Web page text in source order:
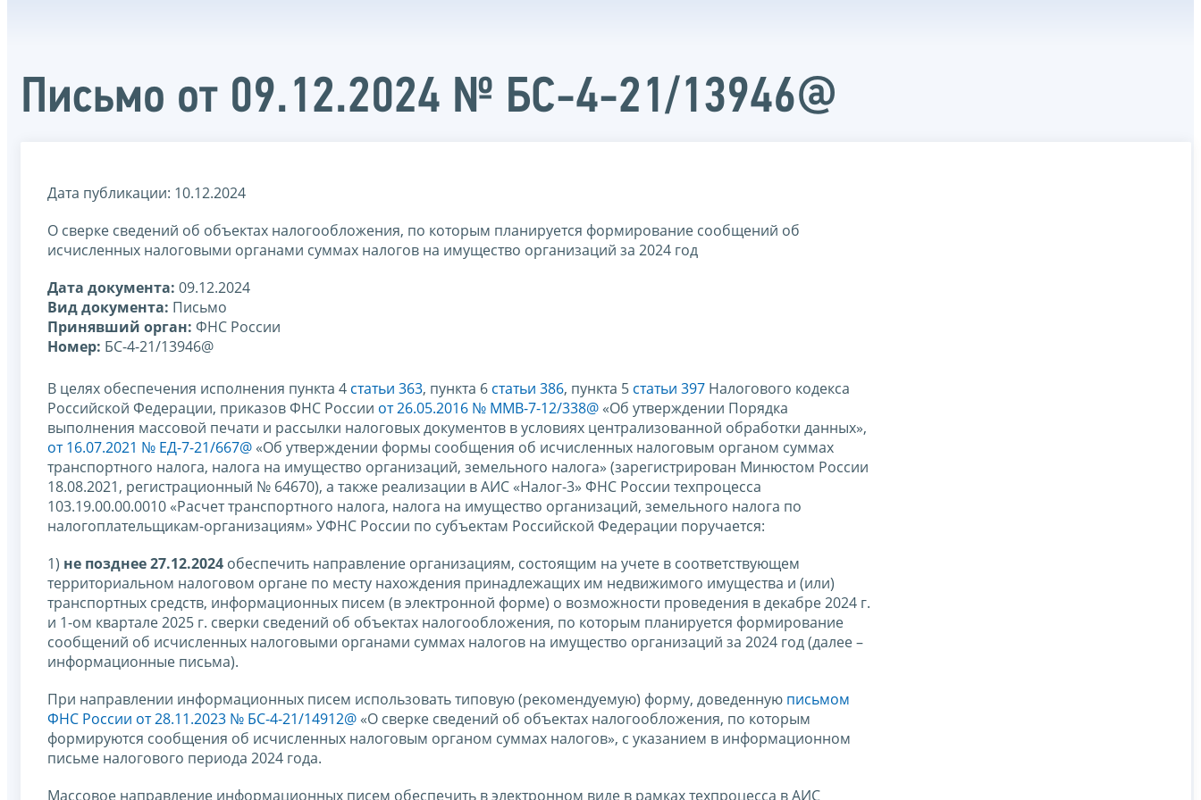
Письмо от 09.12.2024 № БС-4-21/13946@
Дата публикации: 10.12.2024
О сверке сведений об объектах налогообложения, по которым планируется формирование сообщений об
исчисленных налоговыми органами суммах налогов на имущество организаций за 2024 год
Дата документа: 09.12.2024
Вид документа: Письмо
Принявший орган: ФНС России
Номер: БС-4-21/13946@
В целях обеспечения исполнения пункта 4 статьи 363, пункта 6 статьи 386, пункта 5 статьи 397 Налогового кодекса
Российской Федерации, приказов ФНС России от 26.05.2016 № ММВ-7-12/338@ «Об утверждении Порядка
выполнения массовой печати и рассылки налоговых документов в условиях централизованной обработки данных»,
от 16.07.2021 № ЕД-7-21/667@ «Об утверждении формы сообщения об исчисленных налоговым органом суммах
транспортного налога, налога на имущество организаций, земельного налога» (зарегистрирован Минюстом России
18.08.2021, регистрационный № 64670), а также реализации в АИС «Налог-3» ФНС России техпроцесса
103.19.00.00.0010 «Расчет транспортного налога, налога на имущество организаций, земельного налога по
налогоплательщикам-организациям» УФНС России по субъектам Российской Федерации поручается:
1) не позднее 27.12.2024 обеспечить направление организациям, состоящим на учете в соответствующем
территориальном налоговом органе по месту нахождения принадлежащих им недвижимого имущества и (или)
транспортных средств, информационных писем (в электронной форме) о возможности проведения в декабре 2024 г.
и 1-ом квартале 2025 г. сверки сведений об объектах налогообложения, по которым планируется формирование
сообщений об исчисленных налоговыми органами суммах налогов на имущество организаций за 2024 год (далее –
информационные письма).
При направлении информационных писем использовать типовую (рекомендуемую) форму, доведенную письмом
ФНС России от 28.11.2023 № БС-4-21/14912@ «О сверке сведений об объектах налогообложения, по которым
формируются сообщения об исчисленных налоговым органом суммах налогов», с указанием в информационном
письме налогового периода 2024 года.
Массовое направление информационных писем обеспечить в электронном виде в рамках техпроцесса в АИС